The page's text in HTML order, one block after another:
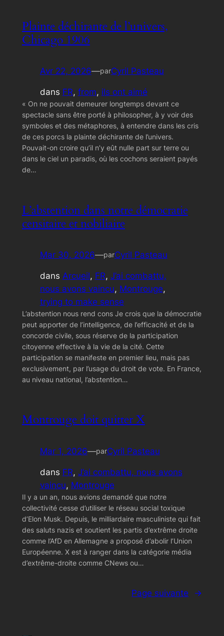
Plainte déchirante de l’univers,
Chicago 1906
Avr 22, 2026—parCyril Pasteau
dans FR, from, ils ont aimé
« On ne pouvait demeurer longtemps devant ce
spectacle sans être porté à philosopher, à y voir des
symboles et des métaphores, à entendre dans les cris
de ces porcs la plainte déchirante de l’univers.
Pouvait-on croire qu’il n’y eût nulle part sur terre ou
dans le ciel un paradis, où les cochons seraient payés
de…
L’abstention dans notre démocratie
censitaire et nobiliaire
Mar 30, 2026—parCyril Pasteau
dans Arcueil, FR, J’ai combattu,
nous avons vaincu, Montrouge
trying to make sense
L’abstention nous rend cons Je crois que la démocratie
peut apporter de l’intelligence, de l’efficacité et de la
concorde civile, sous réserve de la participation
citoyenne effective à la vie de la cité. Cette
participation se manifeste en premier lieu, mais pas
exclusivement, par l’usage du droit de vote. En France,
au niveau national, l’abstention…
Montrouge doit quitter X
Mar 1, 2026—parCyril Pasteau
dans FR, J’ai combattu, nous avons
vaincu, Montrouge
Il y a un an, nous avions demandé que notre
collectivité cesse d’utiliser le réseau social toxique
d’Elon Musk. Depuis, le milliardaire masculiniste qui fait
des saluts nazis et soutient les partis d’extrême droite
comme l’AfD en Allemagne a proposé d’abolir l’Union
Européenne. X est à ranger dans la catégorie média
d’extrême-droite comme CNews ou…
Page suivante →